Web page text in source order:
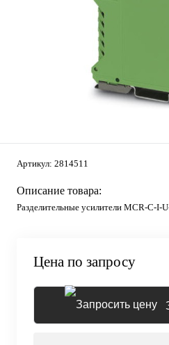
Артикул: 2814511
Описание товара:
Разделительные усилители MCR-C-I-
Цена по запросу